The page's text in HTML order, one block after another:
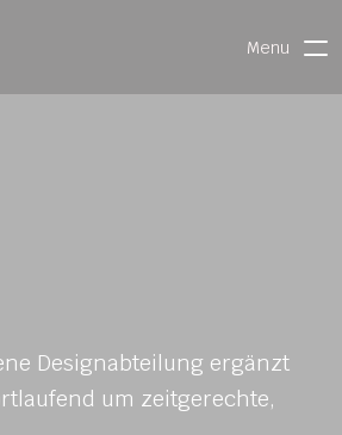
Menu
Designabteilung ergänzt
um zeitgerechte,